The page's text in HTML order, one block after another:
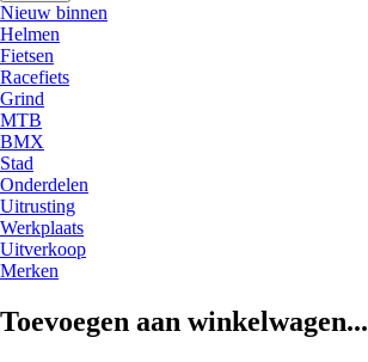
Nieuw binnen
Helmen
Fietsen
Racefiets
Grind
MTB
BMX
Stad
Onderdelen
Uitrusting
Werkplaats
Uitverkoop
Merken
Toevoegen aan winkelwagen...